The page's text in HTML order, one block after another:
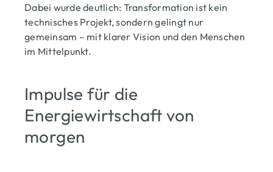
Dabei wurde deutlich: Transformation ist kein
technisches Projekt, sondern gelingt nur
gemeinsam – mit klarer Vision und den Menschen
im Mittelpunkt.
Impulse für die
Energiewirtschaft von
morgen